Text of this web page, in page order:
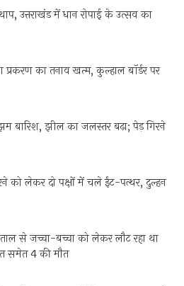
उत्तराखंड में धान रोपाई के उत्सव का
प्रकरण का तनाव खत्म, कुल्हाल बॉर्डर पर
बारिश, झील का जलस्तर बढ़ा; पेड़ गिरने
को लेकर दो पक्षों में चले ईंट-पत्थर, दुल्हन
से जच्चा-बच्चा को लेकर लौट रहा था
समेत 4 की मौत